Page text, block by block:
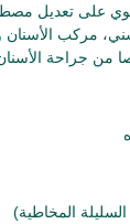
على تعديل
مركب الأسنان
المخاطية)